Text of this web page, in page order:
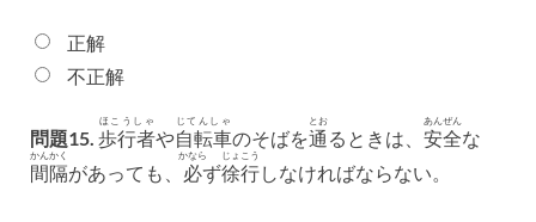
正解
不正解
問題15. 歩行者
ほこうしゃ
や自転車
じてんしゃ
のそばを通
とお
るときは、 安全
あんぜん
な
間隔
かんかく
があっても、 必
かなら
ず徐行
じょこう
しなければならない。